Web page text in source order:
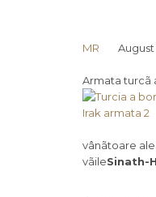
MR August
Armata turcã
vânãtoare
vãileSinath-